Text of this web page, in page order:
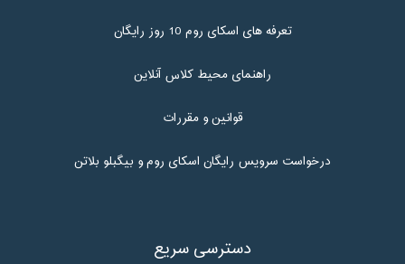
تعرفه های اسکای روم 10 روز رایگان
راهنمای محیط کلاس آنلاین
قوانین و مقررات
درخواست سرویس رایگان اسکای روم و بیگبلو بلاتن
دسترسی سریع